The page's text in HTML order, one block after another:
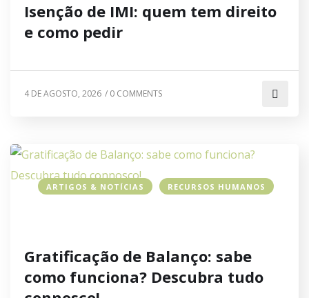
Isenção de IMI: quem tem direito
e como pedir
4 DE AGOSTO, 2026 / 0 COMMENTS
ARTIGOS & NOTÍCIAS RECURSOS HUMANOS
Gratificação de Balanço: sabe
como funciona? Descubra tudo